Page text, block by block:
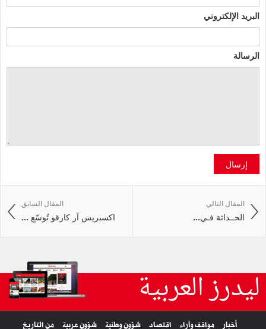
البريد الإلكتروني
الرسالة
إرسال
المقال السابق
اكسبريس آر كارقو تُوسّع ...
المقال التالي
الحــداثة‭ ‬فـي‭ ...
ليدرز العربية
أخبار مواقف وآراء اقتصاد شؤون وطنية شؤون عربية من التاريخ